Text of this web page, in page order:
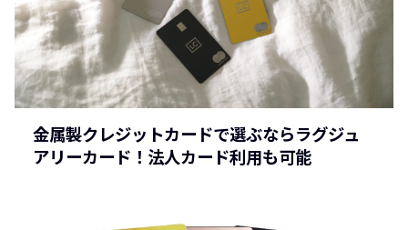
金属製クレジットカードで選ぶならラグジュ
アリーカード！法人カード利用も可能